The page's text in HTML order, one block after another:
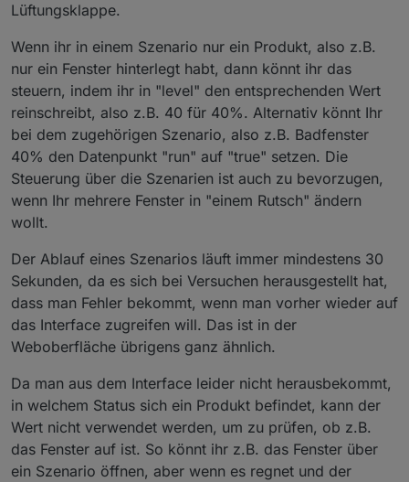
Lüftungsklappe.
Wenn ihr in einem Szenario nur ein Produkt, also z.B.
nur ein Fenster hinterlegt habt, dann könnt ihr das
steuern, indem ihr in "level" den entsprechenden Wert
reinschreibt, also z.B. 40 für 40%. Alternativ könnt Ihr
bei dem zugehörigen Szenario, also z.B. Badfenster
40% den Datenpunkt "run" auf "true" setzen. Die
Steuerung über die Szenarien ist auch zu bevorzugen,
wenn Ihr mehrere Fenster in "einem Rutsch" ändern
wollt.
Der Ablauf eines Szenarios läuft immer mindestens 30
Sekunden, da es sich bei Versuchen herausgestellt hat,
dass man Fehler bekommt, wenn man vorher wieder auf
das Interface zugreifen will. Das ist in der
Weboberfläche übrigens ganz ähnlich.
Da man aus dem Interface leider nicht herausbekommt,
in welchem Status sich ein Produkt befindet, kann der
Wert nicht verwendet werden, um zu prüfen, ob z.B.
das Fenster auf ist. So könnt ihr z.B. das Fenster über
ein Szenario öffnen, aber wenn es regnet und der